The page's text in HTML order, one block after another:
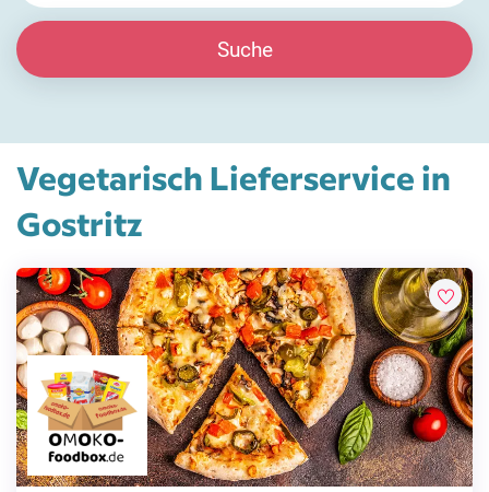
Suche
Vegetarisch Lieferservice in
Gostritz